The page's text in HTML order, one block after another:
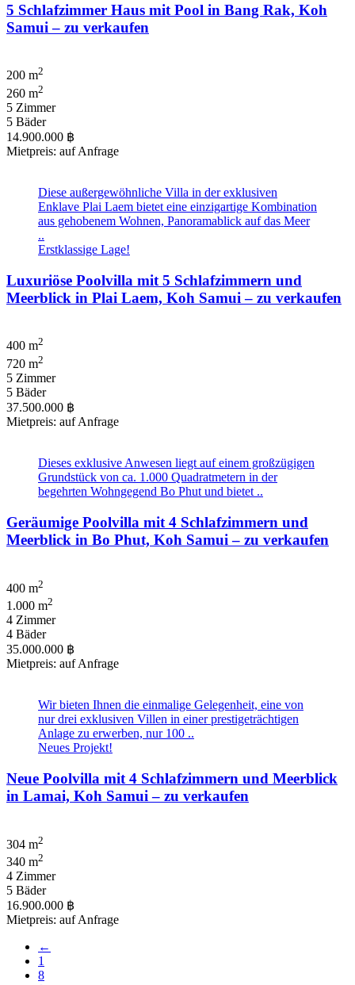
5 Schlafzimmer Haus mit Pool in Bang Rak, Koh
Samui – zu verkaufen
200 m2
260 m2
5 Zimmer
5 Bäder
14.900.000 ฿
Mietpreis: auf Anfrage
Diese außergewöhnliche Villa in der exklusiven
Enklave Plai Laem bietet eine einzigartige Kombination
aus gehobenem Wohnen, Panoramablick auf das Meer
..
Erstklassige Lage!
Luxuriöse Poolvilla mit 5 Schlafzimmern und
Meerblick in Plai Laem, Koh Samui – zu verkaufen
400 m2
720 m2
5 Zimmer
5 Bäder
37.500.000 ฿
Mietpreis: auf Anfrage
Dieses exklusive Anwesen liegt auf einem großzügigen
Grundstück von ca. 1.000 Quadratmetern in der
begehrten Wohngegend Bo Phut und bietet ..
Geräumige Poolvilla mit 4 Schlafzimmern und
Meerblick in Bo Phut, Koh Samui – zu verkaufen
400 m2
1.000 m2
4 Zimmer
4 Bäder
35.000.000 ฿
Mietpreis: auf Anfrage
Wir bieten Ihnen die einmalige Gelegenheit, eine von
nur drei exklusiven Villen in einer prestigeträchtigen
Anlage zu erwerben, nur 100 ..
Neues Projekt!
Neue Poolvilla mit 4 Schlafzimmern und Meerblick
in Lamai, Koh Samui – zu verkaufen
304 m2
340 m2
4 Zimmer
5 Bäder
16.900.000 ฿
Mietpreis: auf Anfrage
←
1
8